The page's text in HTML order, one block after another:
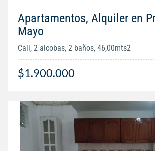
Apartamentos, Alquiler en
Mayo
Cali, 2 alcobas, 2 baños, 46,00mts2
$1.900.000